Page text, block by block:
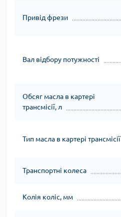
Привід фрези
Вал відбору потужності
Обсяг масла в картері
трансмісії, л
Тип масла в картері трансмісії
Транспортні колеса
Колія коліс, мм